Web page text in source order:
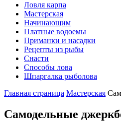
Ловля карпа
Мастерская
Начинающим
Платные водоемы
Приманки и насадки
Рецепты из рыбы
Снасти
Способы лова
Шпаргалка рыболова
Главная страница Мастерская
Самодельные